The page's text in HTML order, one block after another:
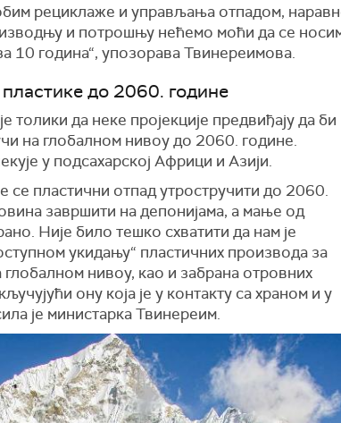
рециклаже и управљања отпадом,
и потрошњу нећемо моћи да се
10 година“, упозораваТвинереимова.
до 2060. године
толики да неке пројекције предвиђају да би
на глобалном нивоу до 2060. године.
у подсахарској Африци и Азији.
се пластични отпад утростручити до 2060.
завршити на депонијама, а мање од
Није било тешко схватити да нам је
укидању“ пластичних производа за
глобалном нивоу, као и забрана отровних
ону која је у контакту са храном и у
је министарка Твинереим.